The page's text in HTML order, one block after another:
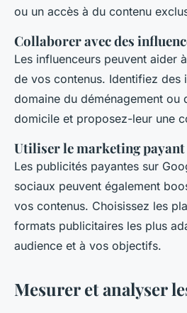
ou un accès à du contenu
Collaborer avec des
Les influenceurs peuvent aider
de vos contenus. Identifiez des
domaine du déménagement ou
domicile et proposez-leur une
Utiliser le marketing payant
Les publicités payantes sur
sociaux peuvent également
vos contenus. Choisissez les
formats publicitaires les plus
audience et à vos objectifs.
Mesurer et analyser